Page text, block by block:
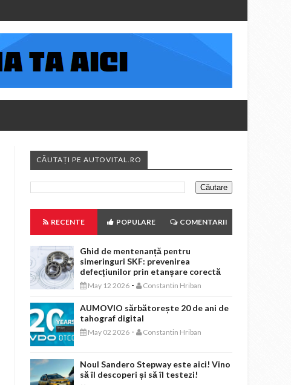
CĂUTAȚI PE AUTOVITAL.RO
RECENTE POPULARE COMENTARII
Ghid de mentenanță pentru
simeringuri SKF: prevenirea
defecțiunilor prin etanșare corectă
May 12 2026 - Constantin Hriban
AUMOVIO sărbătorește 20 de ani de
tahograf digital
May 02 2026 - Constantin Hriban
Noul Sandero Stepway este aici! Vino
să îl descoperi și să îl testezi!